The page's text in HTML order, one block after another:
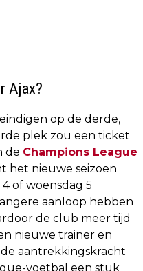
Ajax?
op de derde,
plek zou een ticket
de Champions League
het nieuwe seizoen
of woensdag 5
aanloop hebben
de club meer tijd
nieuwe trainer en
aantrekkingskracht
voetbal een stuk